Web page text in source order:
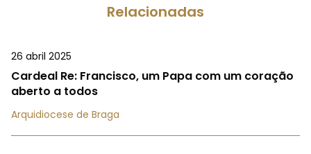
Relacionadas
26 abril 2025
Cardeal Re: Francisco, um Papa com um coração
aberto a todos
Arquidiocese de Braga